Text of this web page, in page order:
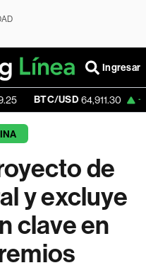
Ingresar
USD 64,911.30 +0.81%
de
y excluye
clave en